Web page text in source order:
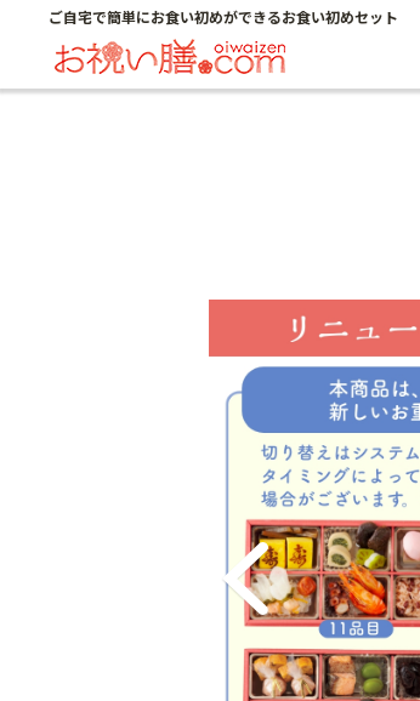
ご自宅で簡単にお食い初めができるお食い初めセット